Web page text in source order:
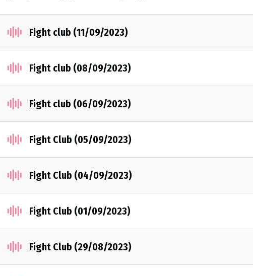
Fight club (11/09/2023)
Fight club (08/09/2023)
Fight club (06/09/2023)
Fight Club (05/09/2023)
Fight Club (04/09/2023)
Fight Club (01/09/2023)
Fight Club (29/08/2023)